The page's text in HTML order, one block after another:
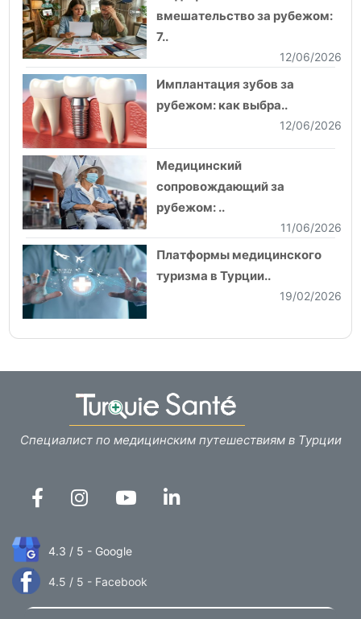
вмешательство за рубежом:
7..
12/06/2026
Имплантация зубов за
рубежом: как выбра..
12/06/2026
Медицинский
сопровождающий за
рубежом: ..
11/06/2026
Платформы медицинского
туризма в Турции..
19/02/2026
Специалист по медицинским путешествиям в Турции
4.3 / 5 - Google
4.5 / 5 - Facebook